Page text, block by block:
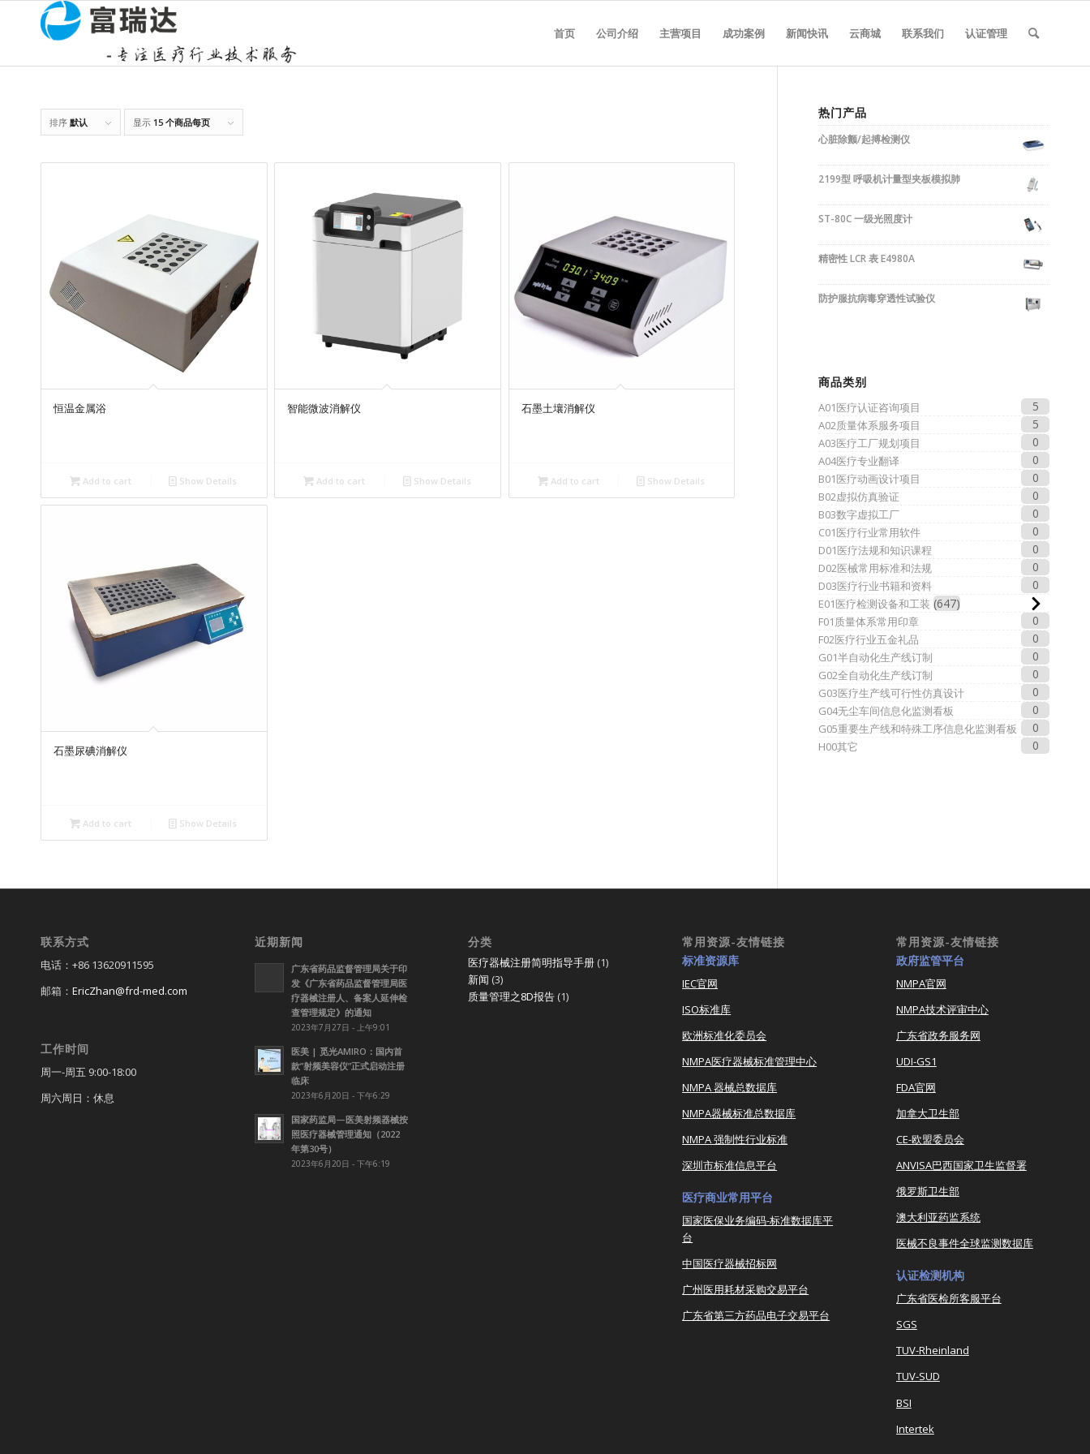
首页 公司介绍 主营项目 成功案例 新闻快讯 云商城 联系我们 认证管理
排序 默认 显示 15 个商品每页
恒温金属浴
Add to cart Show Details
智能微波消解仪
Add to cart Show Details
石墨土壤消解仪
Add to cart Show Details
石墨尿碘消解仪
Add to cart Show Details
热门产品
心脏除颤/起搏检测仪
2199型 呼吸机计量型夹板模拟肺
ST-80C 一级光照度计
精密性 LCR 表 E4980A
防护服抗病毒穿透性试验仪
商品类别
A01医疗认证咨询项目 5
A02质量体系服务项目 5
A03医疗工厂规划项目 0
A04医疗专业翻译 0
B01医疗动画设计项目 0
B02虚拟仿真验证 0
B03数字虚拟工厂 0
C01医疗行业常用软件 0
D01医疗法规和知识课程 0
D02医械常用标准和法规 0
D03医疗行业书籍和资料 0
E01医疗检测设备和工装 647
F01质量体系常用印章 0
F02医疗行业五金礼品 0
G01半自动化生产线订制 0
G02全自动化生产线订制 0
G03医疗生产线可行性仿真设计 0
G04无尘车间信息化监测看板 0
G05重要生产线和特殊工序信息化监测看板 0
H00其它 0
联系方式
电话：+86 13620911595
邮箱： EricZhan@frd-med.com
工作时间
周一-周五 9:00-18:00
周六周日：休息
近期新闻
广东省药品监督管理局关于印
发《广东省药品监督管理局医
疗器械注册人、备案人延伸检
查管理规定》的通知
2023年7月27日 - 上午9:01
医美 | 觅光AMIRO：国内首
款”射频美容仪”正式启动注册
临床
2023年6月20日 - 下午6:29
国家药监局—医美射频器械按
照医疗器械管理通知（2022
年第30号）
2023年6月20日 - 下午6:19
分类
医疗器械注册简明指导手册 (1)
新闻 (3)
质量管理之8D报告 (1)
常用资源-友情链接
标准资源库
IEC官网
ISO标准库
欧洲标准化委员会
NMPA医疗器械标准管理中心
NMPA 器械总数据库
NMPA器械标准总数据库
NMPA 强制性行业标准
深圳市标准信息平台
医疗商业常用平台
国家医保业务编码-标准数据库平
台
中国医疗器械招标网
广州医用耗材采购交易平台
广东省第三方药品电子交易平台
常用资源-友情链接
政府监管平台
NMPA官网
NMPA技术评审中心
广东省政务服务网
UDI-GS1
FDA官网
加拿大卫生部
CE-欧盟委员会
ANVISA巴西国家卫生监督署
俄罗斯卫生部
澳大利亚药监系统
医械不良事件全球监测数据库
认证检测机构
广东省医检所客服平台
SGS
TUV-Rheinland
TUV-SUD
BSI
Intertek